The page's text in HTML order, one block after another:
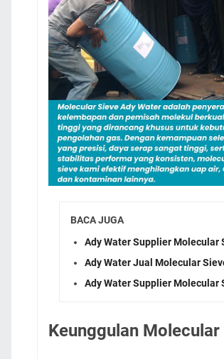
BACA JUGA
Ady Water Supplier Molecular
Ady Water Jual Molecular
Ady Water Supplier Molecular
Keunggulan